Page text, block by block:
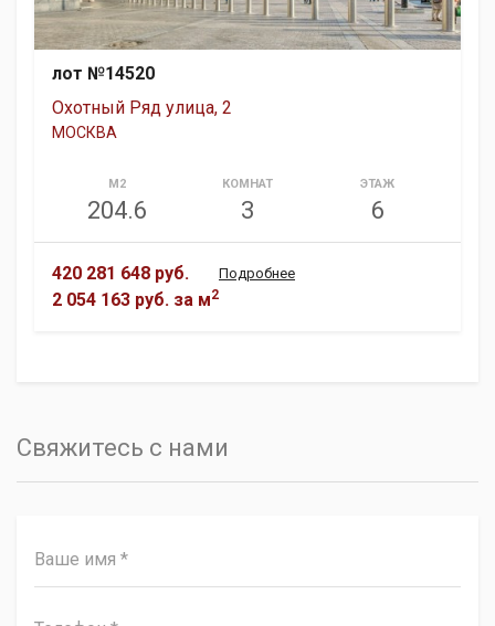
лот №14520
Охотный Ряд улица, 2
МОСКВА
М2
204.6
КОМНАТ
3
ЭТАЖ
6
420 281 648 руб.
2 054 163 руб. за м2
Подробнее
Свяжитесь с нами